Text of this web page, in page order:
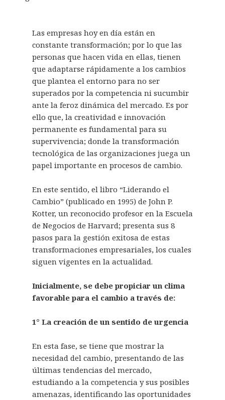
n
t
a
n
a
n
v
a
)
Las empresas hoy en día están en
constante transformación; por lo que las
personas que hacen vida en ellas, tienen
que adaptarse rápidamente a los cambios
que plantea el entorno para no ser
superados por la competencia ni sucumbir
ante la feroz dinámica del mercado. Es por
ello que, la creatividad e innovación
permanente es fundamental para su
supervivencia; donde la transformación
tecnológica de las organizaciones juega un
papel importante en procesos de cambio.
En este sentido, el libro “Liderando el
Cambio” (publicado en 1995) de John P.
Kotter, un reconocido profesor en la Escuela
de Negocios de Harvard; presenta sus 8
pasos para la gestión exitosa de estas
transformaciones empresariales, los cuales
siguen vigentes en la actualidad.
Inicialmente, se debe propiciar un clima
favorable para el cambio a través de:
1° La creación de un sentido de urgencia
En esta fase, se tiene que mostrar la
necesidad del cambio, presentando de las
últimas tendencias del mercado,
estudiando a la competencia y sus posibles
amenazas, identificando las oportunidades